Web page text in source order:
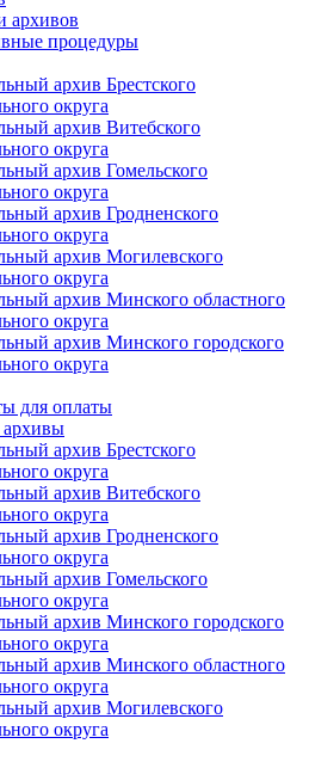
архивов
процедуры
архив Брестского
округа
архив Витебского
округа
архив Гомельского
округа
архив Гродненского
округа
архив Могилевского
округа
архив Минского областного
округа
архив Минского городского
округа
для оплаты
архивы
архив Брестского
округа
архив Витебского
округа
архив Гродненского
округа
архив Гомельского
округа
архив Минского городского
округа
архив Минского областного
округа
архив Могилевского
округа